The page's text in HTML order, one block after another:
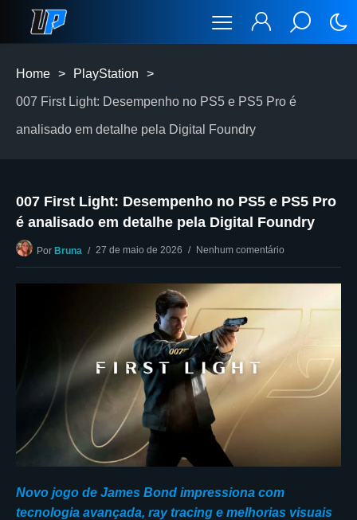
Home > PlayStation >
007 First Light: Desempenho no PS5 e PS5 Pro é
analisado em detalhe pela Digital Foundry
007 First Light: Desempenho no PS5 e PS5 Pro
é analisado em detalhe pela Digital Foundry
Por Bruna 27 de maio de 2026 Nenhum comentário
Novo jogo de James Bond impressiona com
tecnologia avançada, ray tracing e melhorias visuais